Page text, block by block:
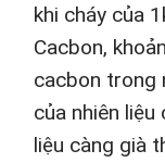
khi cháy của
Cacbon,
cacbon trong
của nhiên liệu
liệu càng già